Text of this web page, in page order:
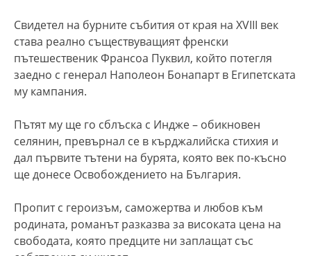
Свидетел на бурните събития от края на XVIII век
става реално съществуващият френски
пътешественик Франсоа Пуквил, който потегля
заедно с генерал Наполеон Бонапарт в Египетската
му кампания.
Пътят му ще го сблъска с Индже – обикновен
селянин, превърнал се в кърджалийска стихия и
дал първите тътени на бурята, която век по-късно
ще донесе Освобождението на България.
Пропит с героизъм, саможертва и любов към
родината, романът разказва за високата цена на
свободата, която предците ни заплащат със